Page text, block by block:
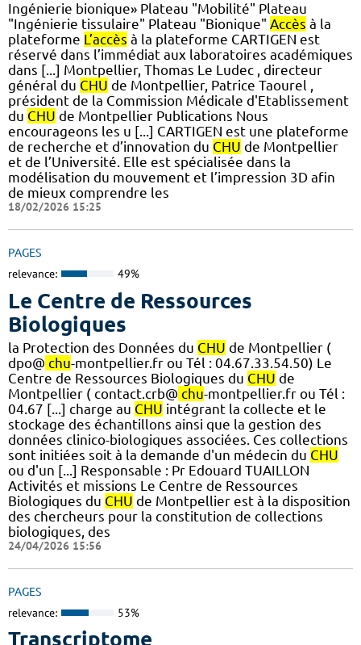
Ingénierie bionique» Plateau "Mobilité" Plateau
"Ingénierie tissulaire" Plateau "Bionique" Accès à la
plateforme L’accès à la plateforme CARTIGEN est
réservé dans l’immédiat aux laboratoires académiques
dans [...] Montpellier, Thomas Le Ludec , directeur
général du CHU de Montpellier, Patrice Taourel ,
président de la Commission Médicale d'Etablissement
du CHU de Montpellier Publications Nous
encourageons les u [...] CARTIGEN est une plateforme
de recherche et d’innovation du CHU de Montpellier
et de l’Université. Elle est spécialisée dans la
modélisation du mouvement et l’impression 3D afin
de mieux comprendre les
18/02/2026 15:25
PAGES
relevance: 49%
Le Centre de Ressources
Biologiques
la Protection des Données du CHU de Montpellier (
dpo@ chu-montpellier.fr ou Tél : 04.67.33.54.50) Le
Centre de Ressources Biologiques du CHU de
Montpellier ( contact.crb@ chu-montpellier.fr ou Tél :
04.67 [...] charge au CHU intégrant la collecte et le
stockage des échantillons ainsi que la gestion des
données clinico-biologiques associées. Ces collections
sont initiées soit à la demande d'un médecin du CHU
ou d'un [...] Responsable : Pr Edouard TUAILLON
Activités et missions Le Centre de Ressources
Biologiques du CHU de Montpellier est à la disposition
des chercheurs pour la constitution de collections
biologiques, des
24/04/2026 15:56
PAGES
relevance: 53%
Transcriptome